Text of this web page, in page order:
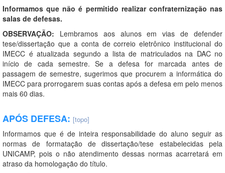
Informamos que não é permitido realizar confraternização nas
salas de defesas.
OBSERVAÇÃO: Lembramos aos alunos em vias de defender
tese/dissertação que a conta de correio eletrônico institucional do
IMECC é atualizada segundo a lista de matriculados na DAC no
início de cada semestre. Se a defesa for marcada antes de
passagem de semestre, sugerimos que procurem a informática do
IMECC para prorrogarem suas contas após a defesa em pelo menos
mais 60 dias.
APÓS DEFESA: [topo]
Informamos que é de inteira responsabilidade do aluno seguir as
normas de formatação de dissertação/tese estabelecidas pela
UNICAMP, pois o não atendimento dessas normas acarretará em
atraso da homologação do título.